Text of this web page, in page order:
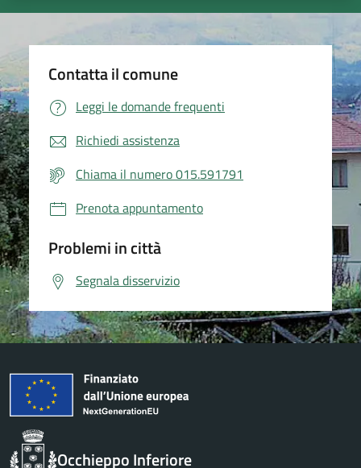
Contatta il comune
Leggi le domande frequenti
Richiedi assistenza
Chiama il numero 015.591791
Prenota appuntamento
Problemi in città
Segnala disservizio
Occhieppo Inferiore